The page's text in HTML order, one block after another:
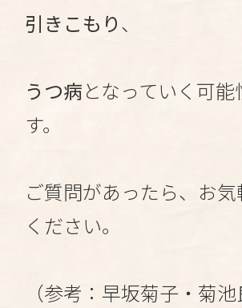
引きこもり、
うつ病となっていく可
す。
ご質問があったら、お
ください。
（参考：早坂菊子・菊